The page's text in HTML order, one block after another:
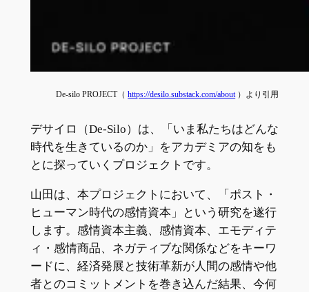
De-silo PROJECT（https://desilo.substack.com/about）より引用
デサイロ（De-Silo）は、「いま私たちはどんな
時代を生きているのか」をアカデミアの知をも
とに探っていくプロジェクトです。
山田は、本プロジェクトにおいて、「ポスト・
ヒューマン時代の感情資本」という研究を遂行
します。感情資本主義、感情資本、エモディテ
ィ・感情商品、ネガティブな関係などをキーワ
ードに、経済発展と技術革新が人間の感情や他
者とのコミットメントを巻き込んだ結果、今何